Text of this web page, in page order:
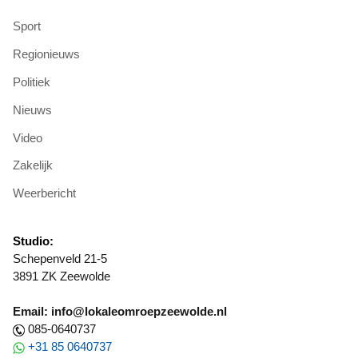
Sport
Regionieuws
Politiek
Nieuws
Video
Zakelijk
Weerbericht
Studio:
Schepenveld 21-5
3891 ZK Zeewolde
Email: info@lokaleomroepzeewolde.nl
085-0640737
+31 85 0640737